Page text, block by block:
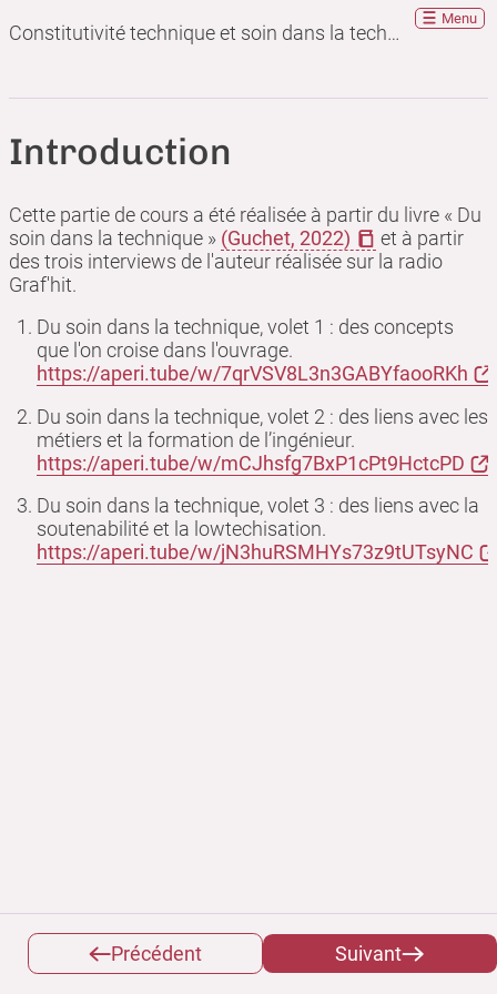
Constitutivité technique et soin dans la technique
Menu
Introduction
Cette partie de cours a été réalisée à partir du livre « Du
soin dans la technique » (Guchet, 2022)
et à partir
des trois interviews de l'auteur réalisée sur la radio
Graf'hit.
Du soin dans la technique, volet 1 : des concepts
que l'on croise dans l'ouvrage.
https://aperi.tube/w/7qrVSV8L3n3GABYfaooRKh
Du soin dans la technique, volet 2 : des liens avec les
métiers et la formation de l’ingénieur.
https://aperi.tube/w/mCJhsfg7BxP1cPt9HctcPD
Du soin dans la technique, volet 3 : des liens avec la
soutenabilité et la lowtechisation.
https://aperi.tube/w/jN3huRSMHYs73z9tUTsyNC
Précédent Suivant